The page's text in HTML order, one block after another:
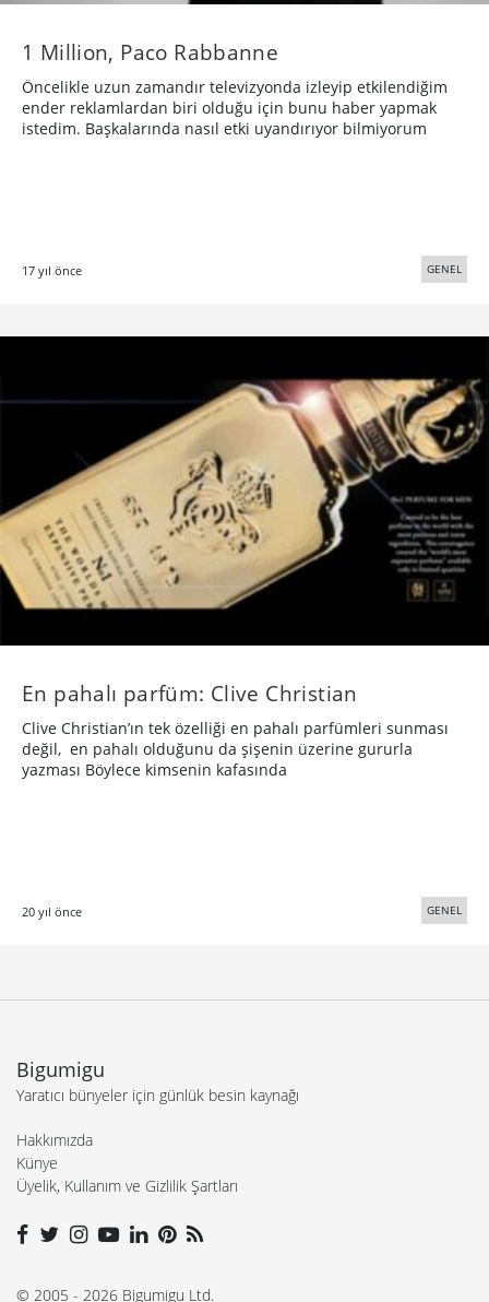
1 Million, Paco Rabbanne
Öncelikle uzun zamandır televizyonda izleyip etkilendiğim
ender reklamlardan biri olduğu için bunu haber yapmak
istedim. Başkalarında nasıl etki uyandırıyor bilmiyorum
17 yıl önce GENEL
En pahalı parfüm: Clive Christian
Clive Christian’ın tek özelliği en pahalı parfümleri sunması
değil, en pahalı olduğunu da şişenin üzerine gururla
yazması Böylece kimsenin kafasında
20 yıl önce GENEL
Bigumigu
Yaratıcı bünyeler için günlük besin kaynağı
Hakkımızda
Künye
Üyelik, Kullanım ve Gizlilik Şartları
© 2005 - 2026 Bigumigu Ltd.